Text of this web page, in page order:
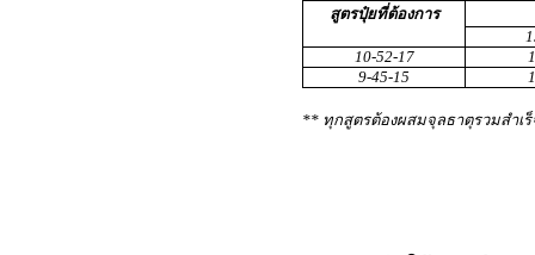
สูตรปุ๋ยที่ต้องการ
10-52-17
9-45-15
** ทุกสูตรต้องผสมจุลธาตุรวมสำเ